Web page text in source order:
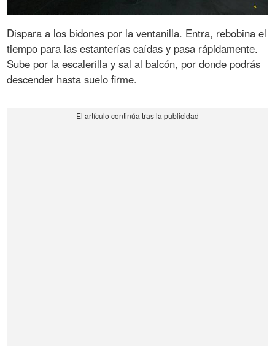
Dispara a los bidones por la ventanilla. Entra, rebobina el
tiempo para las estanterías caídas y pasa rápidamente.
Sube por la escalerilla y sal al balcón, por donde podrás
descender hasta suelo firme.